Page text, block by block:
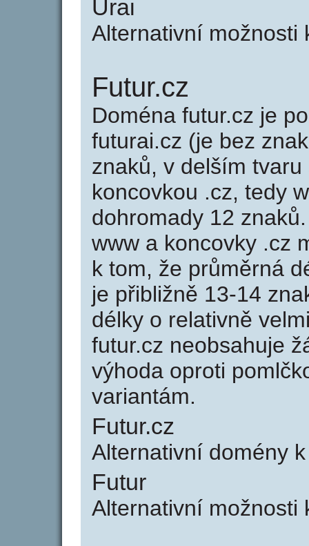
Urai
Alternativní
Futur.cz
Doména futur.cz je
futurai.cz (je bez
znaků, v delším
koncovkou .cz, tedy
dohromady 12
www a koncovky .cz
k tom, že průměrná
je přibližně 13-14
délky o relativně
futur.cz neobsahuje
výhoda oproti
variantám.
Futur.cz
Alternativní domény
Futur
Alternativní